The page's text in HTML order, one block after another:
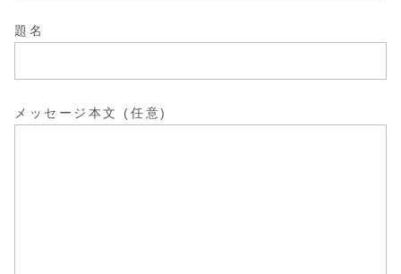
題名
メッセージ本文 (任意)